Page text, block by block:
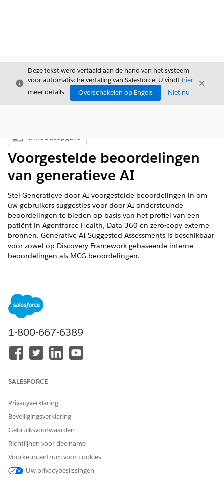
Sluiten
Deze tekst werd vertaald aan de hand van het systeem
voor automatische vertaling van Salesforce. U vindt hier
meer details.
Overschakelen op Engels Niet nu
Sluiten
Inhoudsopgave weergeven
Inhoudsopgave
Voorgestelde beoordelingen
van generatieve AI
Stel Generatieve door AI voorgestelde beoordelingen in om
uw gebruikers suggesties voor door AI ondersteunde
beoordelingen te bieden op basis van het profiel van een
patiënt in Agentforce Health, Data 360 en zero-copy externe
bronnen. Generative AI Suggested Assessments is beschikbaar
voor zowel op Discovery Framework gebaseerde interne
beoordelingen als MCG-beoordelingen.
Beschikbaar in: Lightning Experience
Beschikbaar in:
Zie Voorgestelde beoordelingen van generatieve AI
generatieve AI.
Laat ons weten wat we kunnen doen om te verbeteren!
1-800-667-6389
SALESFORCE
Privacyverklaring
Beveiligingsverklaring
Gebruiksvoorwaarden
Richtlijnen voor deelname
Voorkeurcentrum voor cookies
Uw privacybeslissingen